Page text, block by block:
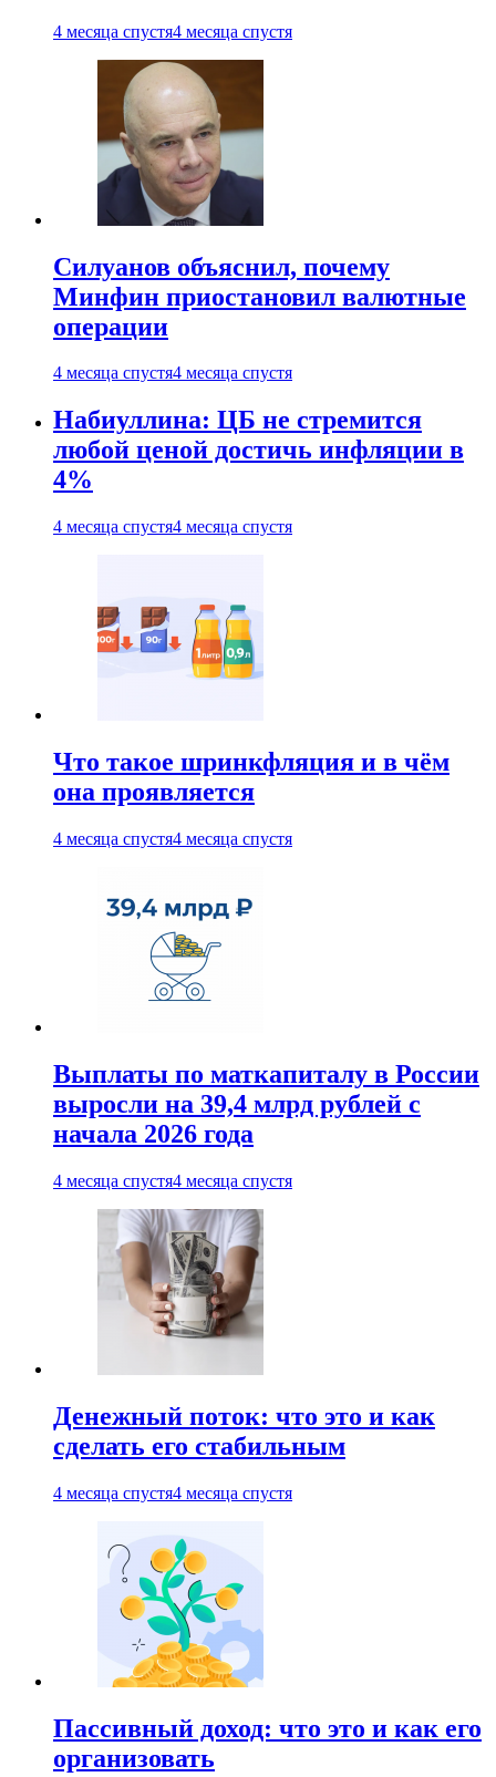
4 месяца спустя4 месяца спустя
Силуанов объяснил, почему
Минфин приостановил валютные
операции
4 месяца спустя4 месяца спустя
Набиуллина: ЦБ не стремится
любой ценой достичь инфляции в
4%
4 месяца спустя4 месяца спустя
Что такое шринкфляция и в чём
она проявляется
4 месяца спустя4 месяца спустя
Выплаты по маткапиталу в России
выросли на 39,4 млрд рублей с
начала 2026 года
4 месяца спустя4 месяца спустя
Денежный поток: что это и как
сделать его стабильным
4 месяца спустя4 месяца спустя
Пассивный доход: что это и как его
организовать